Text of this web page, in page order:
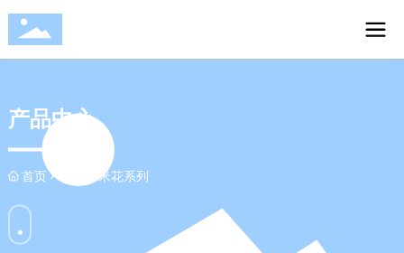
产品中心
首页 烤盘爆米花系列